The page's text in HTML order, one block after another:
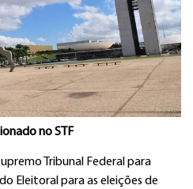
no STF
Tribunal Federal para
Eleitoral para as eleições de